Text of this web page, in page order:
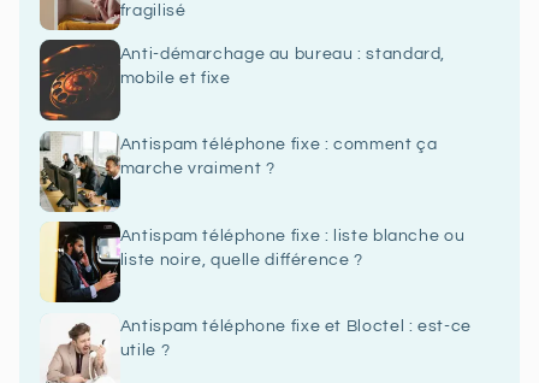
fragilisé
Anti-démarchage au bureau : standard,
mobile et fixe
Antispam téléphone fixe : comment ça
marche vraiment ?
Antispam téléphone fixe : liste blanche ou
liste noire, quelle différence ?
Antispam téléphone fixe et Bloctel : est-ce
utile ?